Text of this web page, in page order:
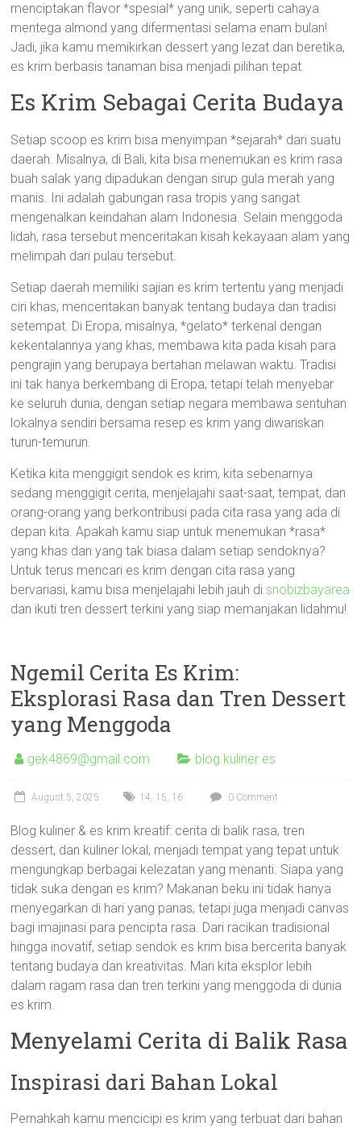
menciptakan flavor *spesial* yang unik, seperti cahaya
mentega almond yang difermentasi selama enam bulan!
Jadi, jika kamu memikirkan dessert yang lezat dan beretika,
es krim berbasis tanaman bisa menjadi pilihan tepat.
Es Krim Sebagai Cerita Budaya
Setiap scoop es krim bisa menyimpan *sejarah* dari suatu
daerah. Misalnya, di Bali, kita bisa menemukan es krim rasa
buah salak yang dipadukan dengan sirup gula merah yang
manis. Ini adalah gabungan rasa tropis yang sangat
mengenalkan keindahan alam Indonesia. Selain menggoda
lidah, rasa tersebut menceritakan kisah kekayaan alam yang
melimpah dari pulau tersebut.
Setiap daerah memiliki sajian es krim tertentu yang menjadi
ciri khas, menceritakan banyak tentang budaya dan tradisi
setempat. Di Eropa, misalnya, *gelato* terkenal dengan
kekentalannya yang khas, membawa kita pada kisah para
pengrajin yang berupaya bertahan melawan waktu. Tradisi
ini tak hanya berkembang di Eropa, tetapi telah menyebar
ke seluruh dunia, dengan setiap negara membawa sentuhan
lokalnya sendiri bersama resep es krim yang diwariskan
turun-temurun.
Ketika kita menggigit sendok es krim, kita sebenarnya
sedang menggigit cerita, menjelajahi saat-saat, tempat, dan
orang-orang yang berkontribusi pada cita rasa yang ada di
depan kita. Apakah kamu siap untuk menemukan *rasa*
yang khas dan yang tak biasa dalam setiap sendoknya?
Untuk terus mencari es krim dengan cita rasa yang
bervariasi, kamu bisa menjelajahi lebih jauh di snobizbayarea
dan ikuti tren dessert terkini yang siap memanjakan lidahmu!
Ngemil Cerita Es Krim:
Eksplorasi Rasa dan Tren Dessert
yang Menggoda
gek4869@gmail.com blog kuliner es
August 5, 2025 14, 15, 16 0 Comment
Blog kuliner & es krim kreatif: cerita di balik rasa, tren
dessert, dan kuliner lokal, menjadi tempat yang tepat untuk
mengungkap berbagai kelezatan yang menanti. Siapa yang
tidak suka dengan es krim? Makanan beku ini tidak hanya
menyegarkan di hari yang panas, tetapi juga menjadi canvas
bagi imajinasi para pencipta rasa. Dari racikan tradisional
hingga inovatif, setiap sendok es krim bisa bercerita banyak
tentang budaya dan kreativitas. Mari kita eksplor lebih
dalam ragam rasa dan tren terkini yang menggoda di dunia
es krim.
Menyelami Cerita di Balik Rasa
Inspirasi dari Bahan Lokal
Pernahkah kamu mencicipi es krim yang terbuat dari bahan